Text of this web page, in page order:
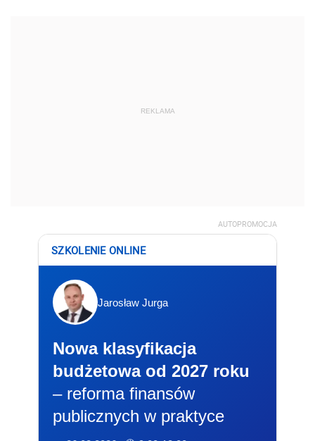
REKLAMA
AUTOPROMOCJA
SZKOLENIE ONLINE
Jarosław Jurga
Nowa klasyfikacja
budżetowa od 2027 roku
– reforma finansów
publicznych w praktyce